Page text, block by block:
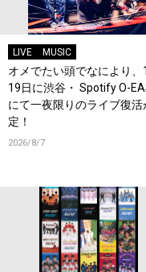
LIVE MUSIC
オメでたい頭でなにより、
19日に渋谷・ Spotify O-
にて一夜限りのライブ復活
定！
2026/8/7